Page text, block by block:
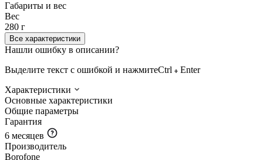
Габариты и вес
Вес
280 г
Все характеристики
Нашли ошибку в описании?
Выделите текст с ошибкой и нажмитеCtrl
Enter
Характеристики
Основные характеристики
Общие параметры
Гарантия
6 месяцев
Производитель
Borofone